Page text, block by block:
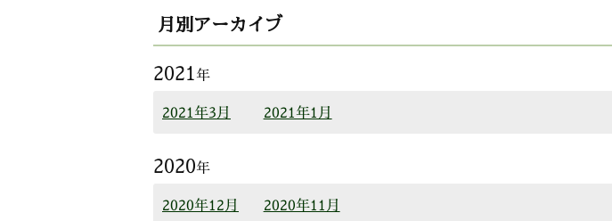
月別アーカイブ
2021年
2021年3月
2021年1月
2020年
2020年12月
2020年11月